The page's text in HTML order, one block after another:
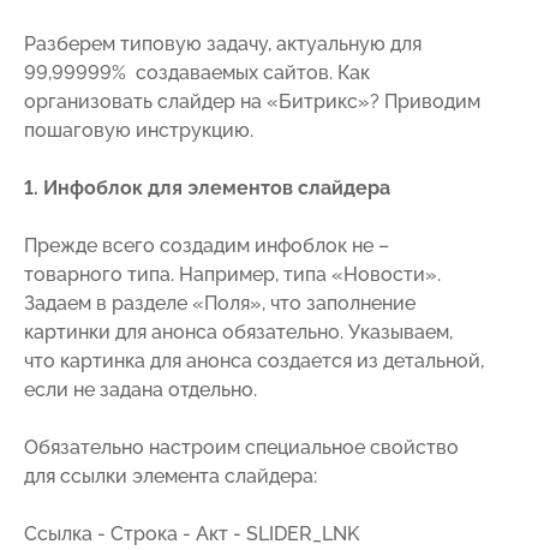
Разберем типовую задачу, актуальную для
99,99999% создаваемых сайтов. Как
организовать слайдер на «Битрикс»? Приводим
пошаговую инструкцию.
1. Инфоблок для элементов слайдера
Прежде всего создадим инфоблок не –
товарного типа. Например, типа «Новости».
Задаем в разделе «Поля», что заполнение
картинки для анонса обязательно. Указываем,
что картинка для анонса создается из детальной,
если не задана отдельно.
Обязательно настроим специальное свойство
для ссылки элемента слайдера:
Ссылка - Строка - Акт - SLIDER_LNK